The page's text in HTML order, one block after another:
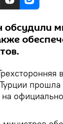
обсудили
прошла
на